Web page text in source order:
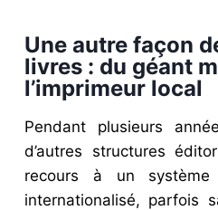
Une autre façon
livres : du géant
l’imprimeur local​
Pendant plusieurs
d’autres structures
recours à un système
internationalisé, parfois